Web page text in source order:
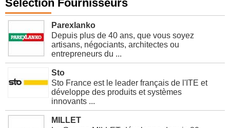
Sélection Fournisseurs
Parexlanko
Depuis plus de 40 ans, que vous soyez
artisans, négociants, architectes ou
entrepreneurs du ...
Sto
Sto France est le leader français de l'ITE et
développe des produits et systèmes
innovants ...
MILLET